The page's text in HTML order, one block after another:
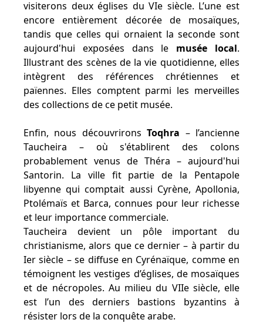
visiterons deux églises du VIe siècle. L’une est
encore entièrement décorée de mosaïques,
tandis que celles qui ornaient la seconde sont
aujourd'hui exposées dans le musée local.
Illustrant des scènes de la vie quotidienne, elles
intègrent des références chrétiennes et
païennes. Elles comptent parmi les merveilles
des collections de ce petit musée.
Enfin, nous découvrironsToqhra – l’ancienne
Taucheira – où s'établirent des colons
probablement venus de Théra – aujourd'hui
Santorin. La ville fit partie de la Pentapole
libyenne qui comptait aussi Cyrène, Apollonia,
Ptolémaïs et Barca, connues pour leur richesse
et leur importance commerciale.
Taucheira devient un pôle important du
christianisme, alors que ce dernier – à partir du
Ier siècle – se diffuse en Cyrénaïque, comme en
témoignent les vestiges d’églises, de mosaïques
et de nécropoles. Au milieu du VIIe siècle, elle
est l’un des derniers bastions byzantins à
résister lors de la conquête arabe.